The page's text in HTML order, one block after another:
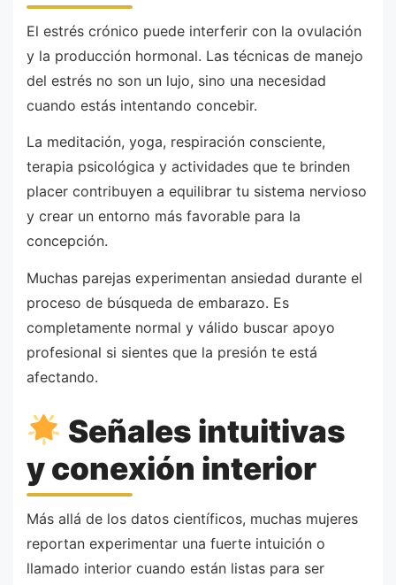
El estrés crónico puede interferir con la ovulación
y la producción hormonal. Las técnicas de manejo
del estrés no son un lujo, sino una necesidad
cuando estás intentando concebir.
La meditación, yoga, respiración consciente,
terapia psicológica y actividades que te brinden
placer contribuyen a equilibrar tu sistema nervioso
y crear un entorno más favorable para la
concepción.
Muchas parejas experimentan ansiedad durante el
proceso de búsqueda de embarazo. Es
completamente normal y válido buscar apoyo
profesional si sientes que la presión te está
afectando.
Señales intuitivas
y conexión interior
Más allá de los datos científicos, muchas mujeres
reportan experimentar una fuerte intuición o
llamado interior cuando están listas para ser